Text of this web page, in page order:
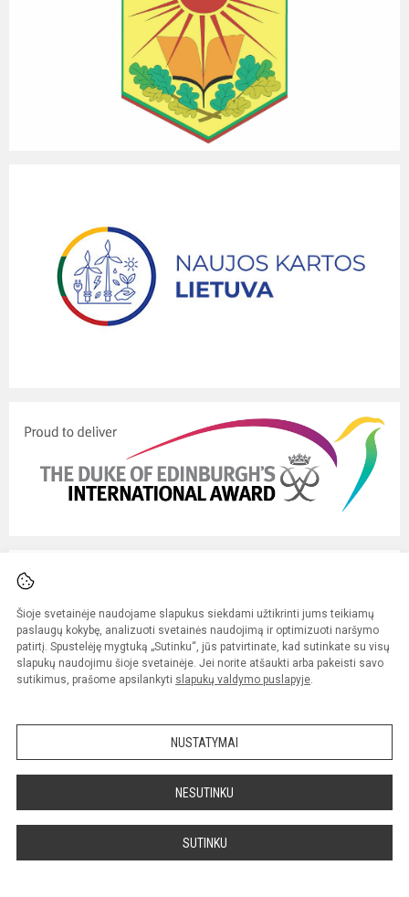
Šioje svetainėje naudojame slapukus siekdami užtikrinti jums teikiamų
paslaugų kokybę, analizuoti svetainės naudojimą ir optimizuoti naršymo
patirtį. Spustelėję mygtuką „Sutinku“, jūs patvirtinate, kad sutinkate su visų
slapukų naudojimu šioje svetainėje. Jei norite atšaukti arba pakeisti savo
sutikimus, prašome apsilankyti slapukų valdymo puslapyje.
NUSTATYMAI
NESUTINKU
SUTINKU